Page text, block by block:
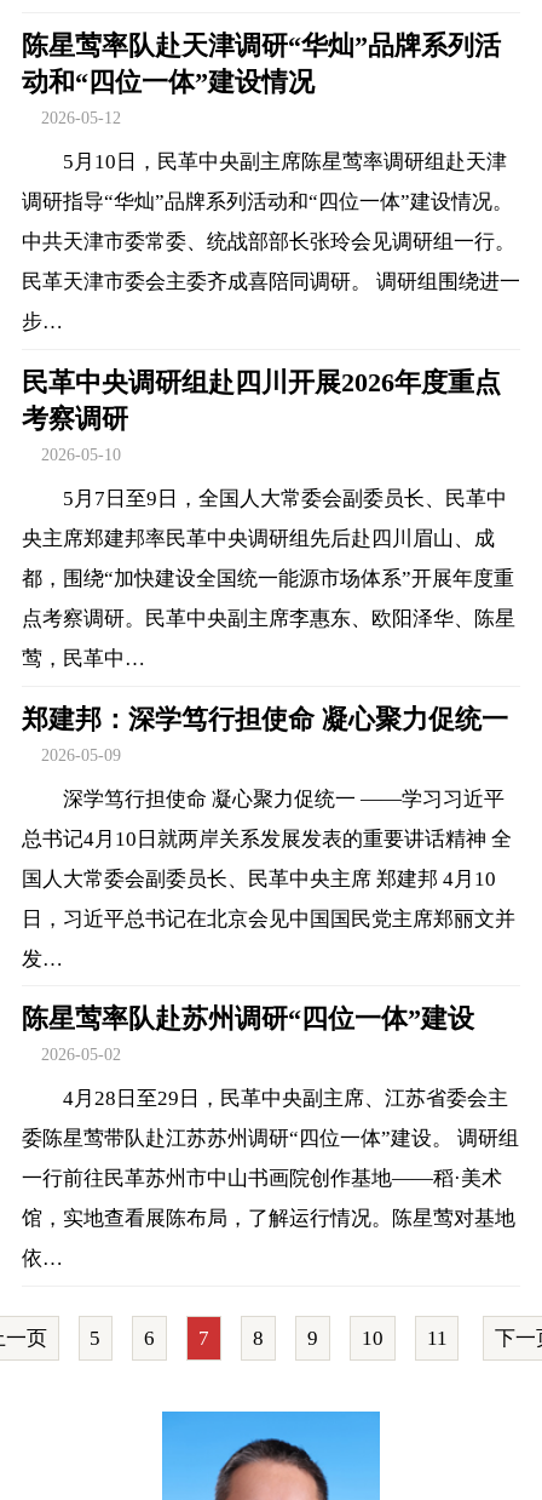
陈星莺率队赴天津调研“华灿”品牌系列活
动和“四位一体”建设情况
2026-05-12
5月10日，民革中央副主席陈星莺率调研组赴天津
调研指导“华灿”品牌系列活动和“四位一体”建设情况。
中共天津市委常委、统战部部长张玲会见调研组一行。
民革天津市委会主委齐成喜陪同调研。 调研组围绕进一
步…
民革中央调研组赴四川开展2026年度重点
考察调研
2026-05-10
5月7日至9日，全国人大常委会副委员长、民革中
央主席郑建邦率民革中央调研组先后赴四川眉山、成
都，围绕“加快建设全国统一能源市场体系”开展年度重
点考察调研。民革中央副主席李惠东、欧阳泽华、陈星
莺，民革中…
郑建邦：深学笃行担使命 凝心聚力促统一
2026-05-09
深学笃行担使命 凝心聚力促统一 ——学习习近平
总书记4月10日就两岸关系发展发表的重要讲话精神 全
国人大常委会副委员长、民革中央主席 郑建邦 4月10
日，习近平总书记在北京会见中国国民党主席郑丽文并
发…
陈星莺率队赴苏州调研“四位一体”建设
2026-05-02
4月28日至29日，民革中央副主席、江苏省委会主
委陈星莺带队赴江苏苏州调研“四位一体”建设。 调研组
一行前往民革苏州市中山书画院创作基地——稻·美术
馆，实地查看展陈布局，了解运行情况。陈星莺对基地
依…
一页 5 6 7 8 9 10 11 下一